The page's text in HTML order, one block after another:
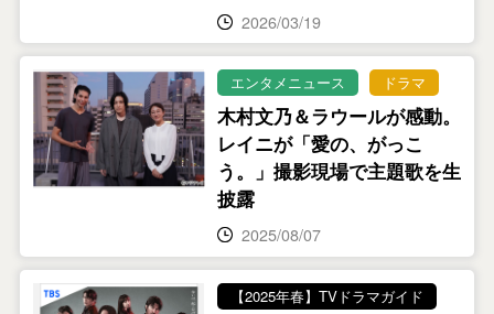
2026/03/19
エンタメニュース ドラマ
木村文乃＆ラウールが感動。
レイニが「愛の、がっこ
う。」撮影現場で主題歌を生
披露
2025/08/07
【2025年春】TVドラマガイド